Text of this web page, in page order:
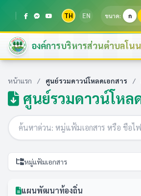
TH EN ขนาด: ก
องค์การบริหารส่วนตำบลโน
หน้าแรก / ศูนย์รวมดาวน์โหลดเอกสาร /
ศูนย์รวมดาวน์โหล
หมู่แฟ้มเอกสาร
แผนพัฒนาท้องถิ่น